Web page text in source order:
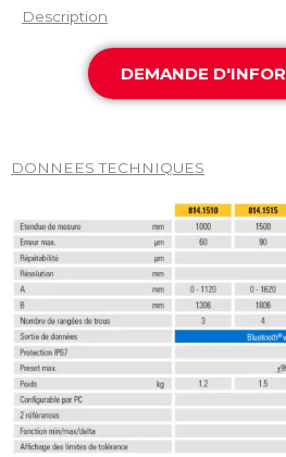
Description
DEMANDE
DONNEES TECHNIQUES